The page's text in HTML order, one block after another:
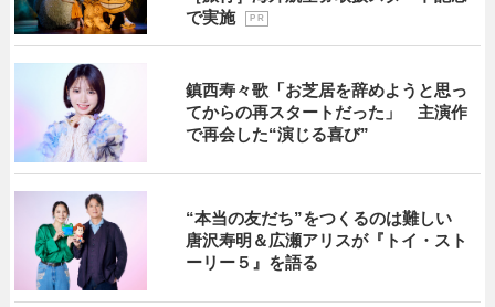
で実施
P R
鎮西寿々歌「お芝居を辞めようと思っ
てからの再スタートだった」 主演作
で再会した“演じる喜び”
“本当の友だち”をつくるのは難しい
唐沢寿明＆広瀬アリスが『トイ・スト
ーリー５』を語る